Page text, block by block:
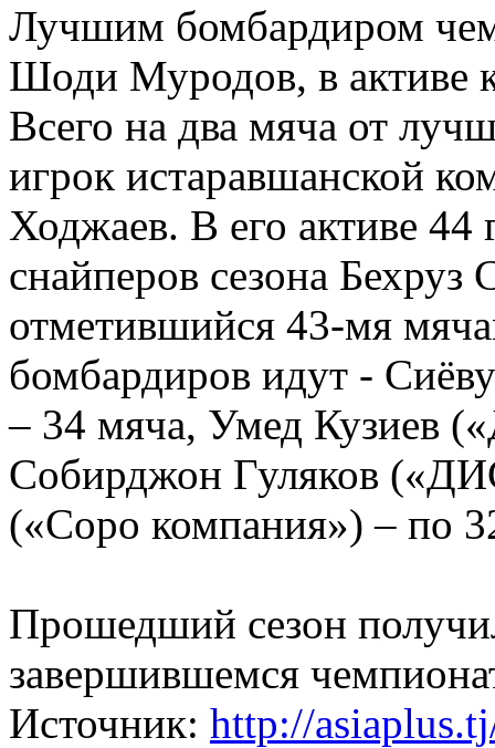
Лучшим бомбардиром
Шоди Муродов, в активе
Всего на два мяча от
игрок истаравшанской
Ходжаев. В его активе
снайперов сезона
отметившийся 43-мя
бомбардиров идут -
– 34 мяча, Умед Кузиев
Собирджон Гуляков
(«Соро компания») – по
Прошедший сезон
завершившемся
Источник: http://